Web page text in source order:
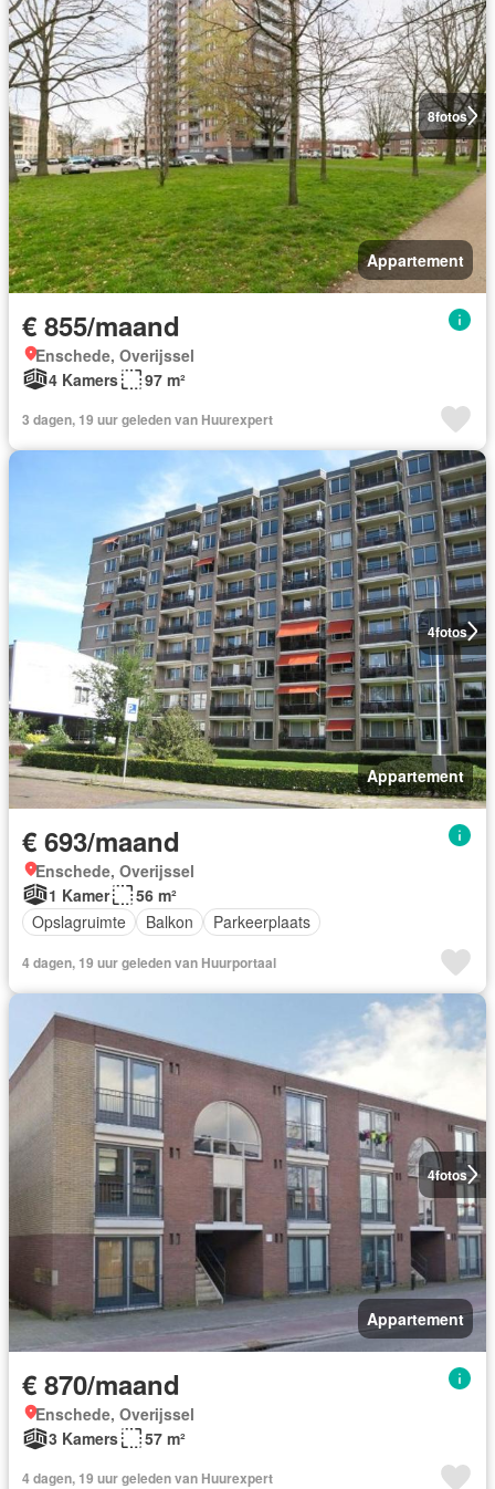
8fotos
Appartement
€ 855/maand
Enschede, Overijssel
4 Kamers
97 m²
3 dagen, 19 uur geleden van Huurexpert
4fotos
Appartement
€ 693/maand
Enschede, Overijssel
1 Kamer
56 m²
Opslagruimte
Balkon Parkeerplaats
4 dagen, 19 uur geleden van Huurportaal
4fotos
Appartement
€ 870/maand
Enschede, Overijssel
3 Kamers
57 m²
4 dagen, 19 uur geleden van Huurexpert